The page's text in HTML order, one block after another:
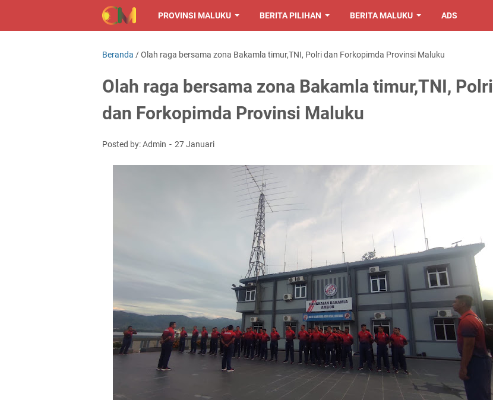
PROVINSI MALUKU BERITA PILIHAN BERITA MALUKU ADS
Beranda /Olah raga bersama zona Bakamla timur,TNI, Polri dan Forkopimda Provinsi Maluku
Olah raga bersama zona Bakamla timur,TNI, Polri
dan Forkopimda Provinsi Maluku
Posted by: Admin 27 Januari